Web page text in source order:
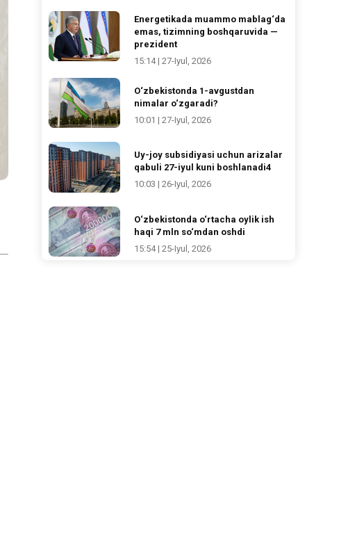
Energetikada muammo mablag‘da
emas, tizimning boshqaruvida —
prezident
15:14 | 27-Iyul, 2026
O‘zbekistonda 1-avgustdan
nimalar o‘zgaradi?
10:01 | 27-Iyul, 2026
Uy-joy subsidiyasi uchun arizalar
qabuli 27-iyul kuni boshlanadi4
10:03 | 26-Iyul, 2026
O‘zbekistonda o‘rtacha oylik ish
haqi 7 mln so‘mdan oshdi
15:54 | 25-Iyul, 2026